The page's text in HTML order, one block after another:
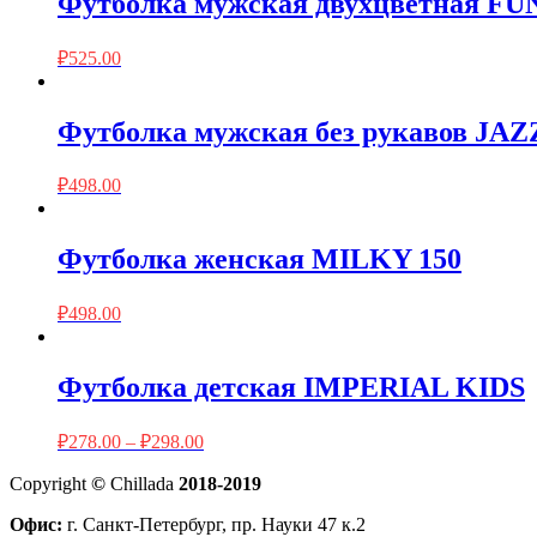
₽525.00
Футболка мужская без рукавов
₽498.00
Футболка женская MILKY 150
₽498.00
Футболка детская IMPERIAL KIDS
₽278.00 – ₽298.00
Copyright © Chillada 2018-2019
Офис: г. Санкт-Петербург, пр. Науки 47 к.2